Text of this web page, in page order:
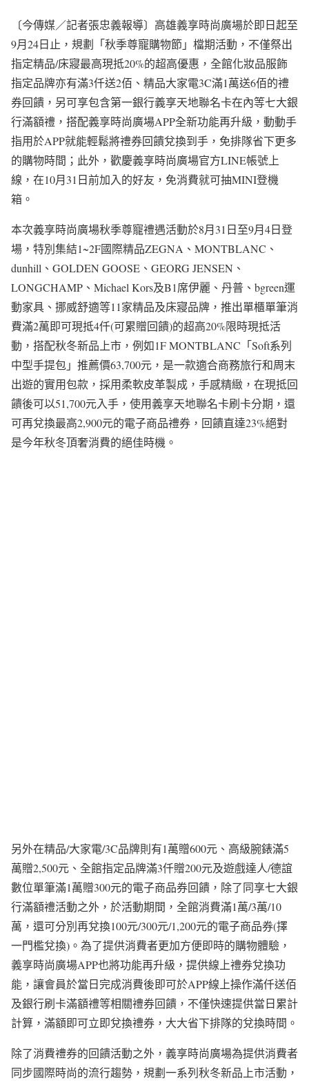
〔今傳媒／記者張忠義報導〕高雄義享時尚廣場於即日起至
9月24日止，規劃「秋季尊寵購物節」檔期活動，不僅祭出
指定精品/床寢最高現抵20%的超高優惠，全館化妝品服飾
指定品牌亦有滿3仟送2佰、精品大家電3C滿1萬送6佰的禮
券回饋，另可享包含第一銀行義享天地聯名卡在內等七大銀
行滿額禮，搭配義享時尚廣場APP全新功能再升級，動動手
指用於APP就能輕鬆將禮券回饋兌換到手，免排隊省下更多
的購物時間；此外，歡慶義享時尚廣場官方LINE帳號上
線，在10月31日前加入的好友，免消費就可抽MINI登機
箱。
本次義享時尚廣場秋季尊寵禮遇活動於8月31日至9月4日登
場，特別集結1~2F國際精品ZEGNA、MONTBLANC、
dunhill、GOLDEN GOOSE、GEORG JENSEN、
LONGCHAMP、Michael Kors及B1席伊麗、丹普、bgreen運
動家具、挪威舒適等11家精品及床寢品牌，推出單櫃單筆消
費滿2萬即可現抵4仟(可累贈回饋)的超高20%限時現抵活
動，搭配秋冬新品上市，例如1F MONTBLANC「Soft系列
中型手提包」推薦價63,700元，是一款適合商務旅行和周末
出遊的實用包款，採用柔軟皮革製成，手感精緻，在現抵回
饋後可以51,700元入手，使用義享天地聯名卡刷卡分期，還
可再兌換最高2,900元的電子商品禮券，回饋直達23%絕對
是今年秋冬頂奢消費的絕佳時機。
另外在精品/大家電/3C品牌則有1萬贈600元、高級腕錶滿5
萬贈2,500元、全館指定品牌滿3仟贈200元及遊戲達人/德誼
數位單筆滿1萬贈300元的電子商品券回饋，除了同享七大銀
行滿額禮活動之外，於活動期間，全館消費滿1萬/3萬/10
萬，還可分別再兌換100元/300元/1,200元的電子商品券(擇
一門檻兌換)。為了提供消費者更加方便即時的購物體驗，
義享時尚廣場APP也將功能再升級，提供線上禮券兌換功
能，讓會員於當日完成消費後即可於APP線上操作滿仟送佰
及銀行刷卡滿額禮等相關禮券回饋，不僅快速提供當日累計
計算，滿額即可立即兌換禮券，大大省下排隊的兌換時間。
除了消費禮券的回饋活動之外，義享時尚廣場為提供消費者
同步國際時尚的流行趨勢，規劃一系列秋冬新品上市活動，